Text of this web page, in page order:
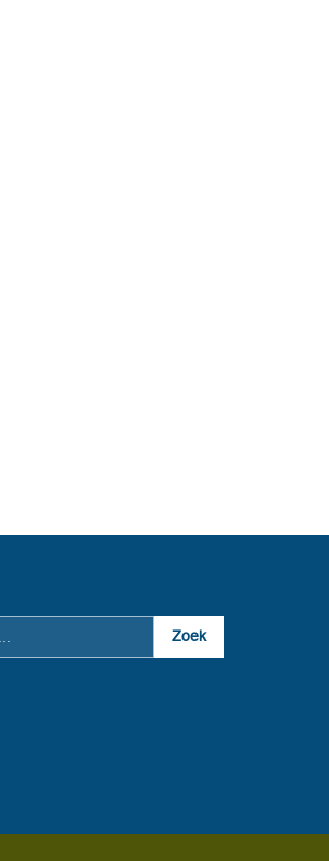
Zoek